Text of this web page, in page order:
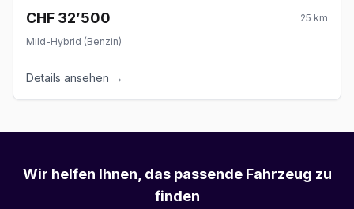
CHF 32’500 25 km
Mild-Hybrid (Benzin)
Details ansehen →
Wir helfen Ihnen, das passende Fahrzeug zu
finden